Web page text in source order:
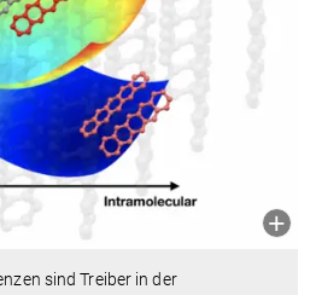
sind Treiber in der